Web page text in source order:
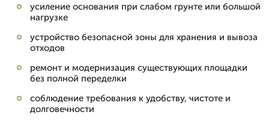
усиление основания при слабом грунте или большой
нагрузке
устройство безопасной зоны для хранения и вывоза
отходов
ремонт и модернизация существующих площадки
без полной переделки
соблюдение требования к удобству, чистоте и
долговечности